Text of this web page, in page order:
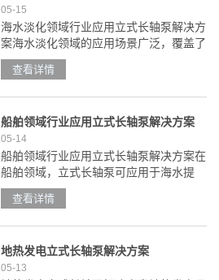
05-15
海水淡化领域行业应用立式长轴泵解决方
案海水淡化领域的应用场景广泛，覆盖了
供水、工业、生态治理等多个领域，立式
长轴泵主要承担原海水抽取、系统配套保
查看详情
船舶领域行业应用立式长轴泵解决方案
05-14
船舶领域行业应用立式长轴泵解决方案在
船舶领域，立式长轴泵可应用于海水提
升、锅炉给水、消防系统、污水排放等多
个具体场景。一、具体场景解决方案：
查看详情
地热发电立式长轴泵解决方案
05-13